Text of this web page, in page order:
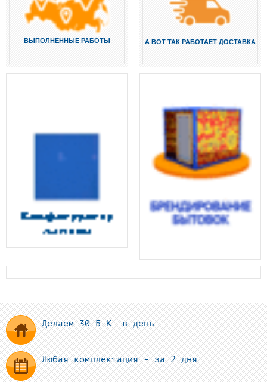
ВЫПОЛНЕННЫЕ РАБОТЫ А ВОТ ТАК РАБОТАЕТ ДОСТАВКА
Делаем 30 Б.К. в день
Любая комплектация - за 2 дня